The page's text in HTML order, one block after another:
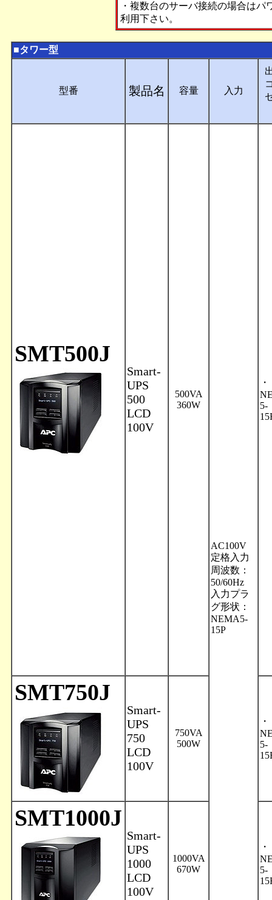
・複数台のサーバ接続の場合は
利用下さい。
■タワー型
型番 製品名 容量 入力
SMT500J
Smart-
UPS
500
LCD
100V
500VA
360W
AC100V
定格入力
周波数：
50/60Hz
入力プラ
グ形状：
NEMA5-
15P
・
5-
SMT750J
Smart-
UPS
750
LCD
100V
750VA
500W
・
5-
SMT1000J
Smart-
UPS
1000
LCD
100V
1000VA
670W
・
5-